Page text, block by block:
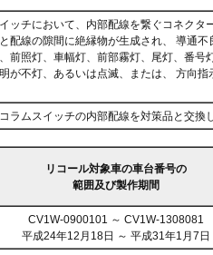
ッチにおいて、内部配線を繋ぐコネクタ
配線の隙間に絶縁物が生成され、 導通
前照灯、車幅灯、前部霧灯、尾灯、番号
が不灯、あるいは点滅、または、 方向
ラムスイッチの内部配線を対策品と交換
リコール対象車の車台番号の
範囲及び製作期間
CV1W-0900101 ～ CV1W-1308081
平成24年12月18日 ～ 平成31年1月7日